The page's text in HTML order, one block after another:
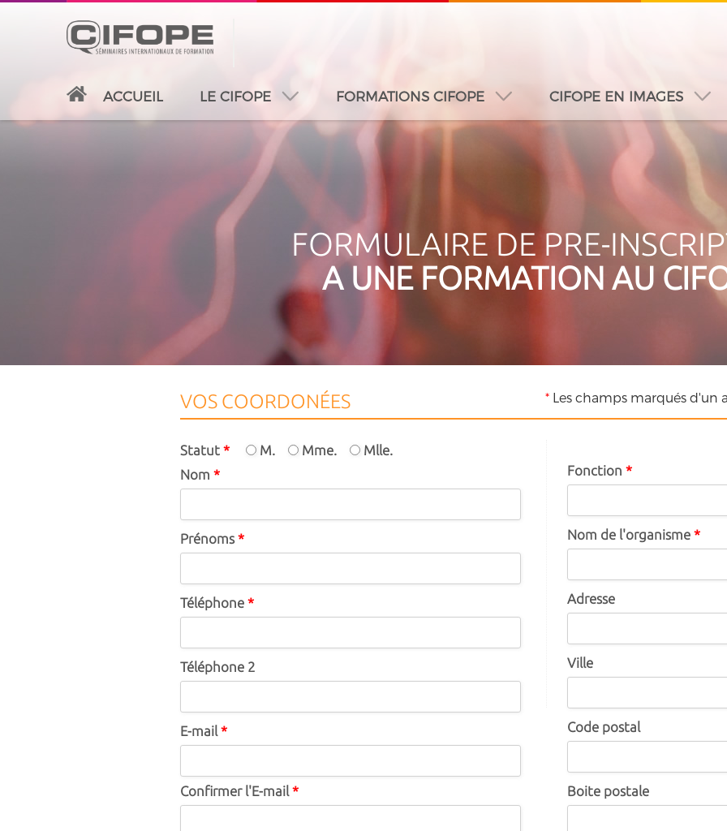
PARIS ABIDJAN ATLANTA CASABLANCA DUBAÏ DAKAR JEDDAH MONTREAL
ACCUEIL LE CIFOPE FORMATIONS CIFOPE CIFOPE EN IMAGES
FORMULAIRE DE PRE-
A UNE FORMATION AU
VOS COORDONÉES * Les champs marqués d'un
Statut * M. Mme.
Mlle.
Nom *
Prénoms*
Téléphone *
Téléphone 2
E-mail*
Confirmer l'E-mail*
Fonction *
Nom de l'organisme *
Adresse
Ville
Code postal
Boite postale